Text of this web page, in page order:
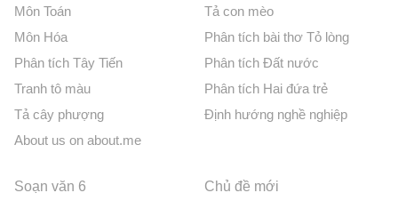
Môn Toán
Môn Hóa
Phân tích Tây Tiến
Tranh tô màu
Tả cây phượng
About us on about.me
Tả con mèo
Phân tích bài thơ Tỏ lòng
Phân tích Đất nước
Phân tích Hai đứa trẻ
Định hướng nghề nghiệp
Soạn văn 6 Chủ đề mới